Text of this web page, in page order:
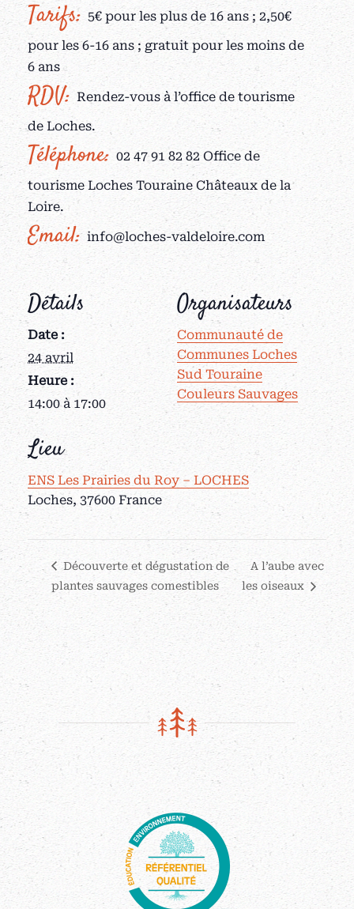
Tarifs: 5€ pour les plus de 16 ans ; 2,50€
pour les 6-16 ans ; gratuit pour les moins de
6 ans
RDV: Rendez-vous à l’office de tourisme
de Loches.
Téléphone: 02 47 91 82 82 Office de
tourisme Loches Touraine Châteaux de la
Loire.
Email: info@loches-valdeloire.com
Détails
Date :
24 avril
Heure :
14:00 à 17:00
Lieu
ENS Les Prairies du Roy – LOCHES
Loches, 37600 France
Organisateurs
Communauté de
Communes Loches
Sud Touraine
Couleurs Sauvages
Découverte et dégustation de
plantes sauvages comestibles
A l’aube avec
les oiseaux